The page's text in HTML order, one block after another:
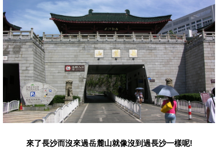
來了長沙而沒來過岳麓山就像沒到過長沙一樣呢!